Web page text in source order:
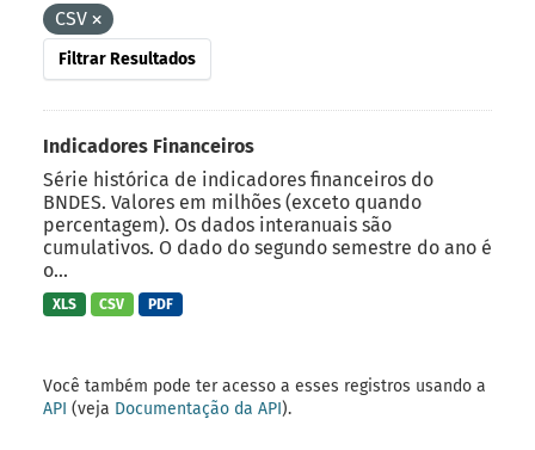
CSV
Filtrar Resultados
Indicadores Financeiros
Série histórica de indicadores financeiros do
BNDES. Valores em milhões (exceto quando
percentagem). Os dados interanuais são
cumulativos. O dado do segundo semestre do ano é
o...
XLS CSV PDF
Você também pode ter acesso a esses registros usando a
API (veja Documentação da API).